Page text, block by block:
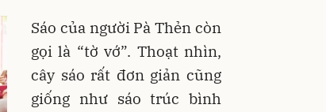
Sáo của người Pà Thẻn còn
gọi là “tờ vớ”. Thoạt nhìn,
cây sáo rất đơn giản cũng
giống như sáo trúc bình